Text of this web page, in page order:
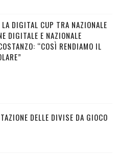
DIGITAL CUP TRA NAZIONALE
DIGITALE E NAZIONALE
“COSÌ RENDIAMO IL
DELLE DIVISE DA GIOCO